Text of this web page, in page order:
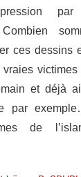
Combien
ces dessins
victimes
et déjà
par
de